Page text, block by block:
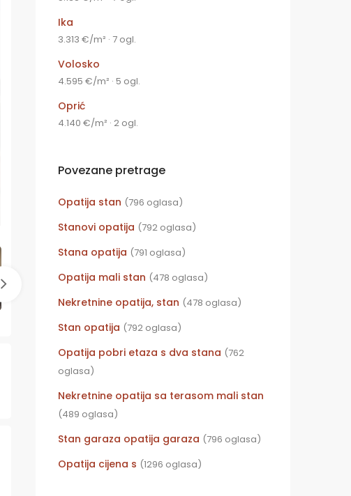
Ika
3.313 €/m² · 7 ogl.
Volosko
4.595 €/m² · 5 ogl.
Oprić
4.140 €/m² · 2 ogl.
Povezane pretrage
Opatija stan (796 oglasa)
Stanovi opatija (792 oglasa)
Stana opatija (791 oglasa)
Opatija mali stan (478 oglasa)
Nekretnine opatija, stan (478 oglasa)
Stan opatija (792 oglasa)
Opatija pobri etaza s dva stana (762
oglasa)
Nekretnine opatija sa terasom mali stan
(489 oglasa)
Stan garaza opatija garaza (796 oglasa)
Opatija cijena s (1296 oglasa)